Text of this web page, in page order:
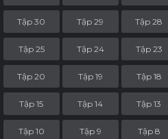
Tập 30 Tập 29 Tập 28
Tập 25 Tập 24 Tập 23
Tập 20 Tập 19 Tập 18
Tập 15 Tập 14 Tập 13
Tập 10 Tập 9 Tập 8